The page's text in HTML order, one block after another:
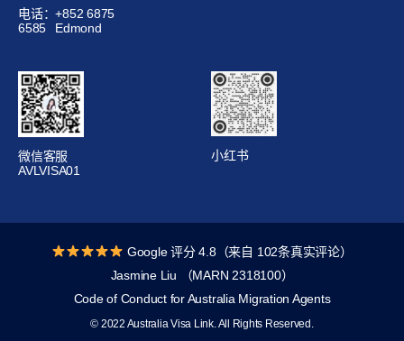
电话：+852 6875
6585
Edmond
微信客服
AVLVISA01
小红书
Google 评分 4.8（来自 102条真实评论）
Jasmine Liu （MARN 2318100）
Code of Conduct for Australia Migration Agents
© 2022 Australia Visa Link. All Rights Reserved.